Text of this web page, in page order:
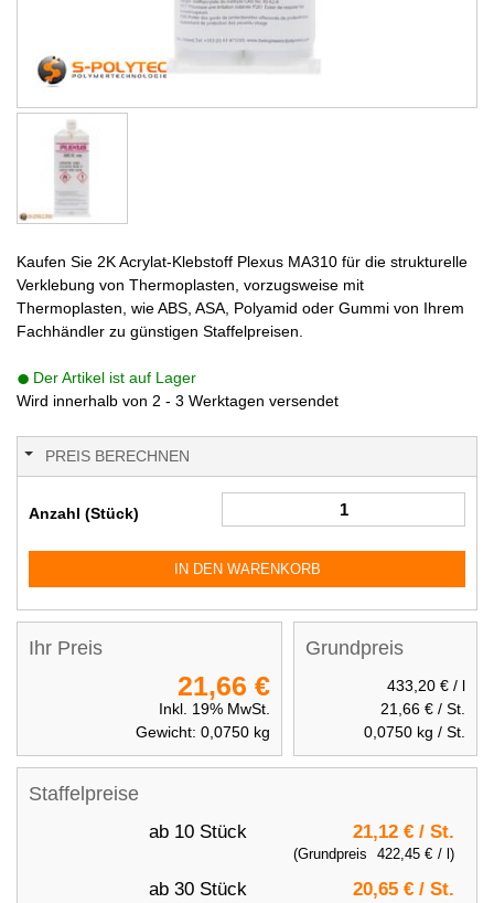
Kaufen Sie 2K Acrylat-Klebstoff Plexus MA310 für die strukturelle
Verklebung von Thermoplasten, vorzugsweise mit
Thermoplasten, wie ABS, ASA, Polyamid oder Gummi von Ihrem
Fachhändler zu günstigen Staffelpreisen.
Der Artikel ist auf Lager
Wird innerhalb von 2 - 3 Werktagen versendet
PREIS BERECHNEN
Anzahl (Stück)
IN DEN WARENKORB
Staffelpreise
ab 10 Stück 21,12 € / St.
(Grundpreis 422,45 € / l)
ab 30 Stück 20,65 € / St.
Grundpreis
433,20 €/ l
21,66 €/ St.
0,0750 kg / St.
Ihr Preis
21,66 €
Inkl. 19% MwSt.
Gewicht: 0,0750kg